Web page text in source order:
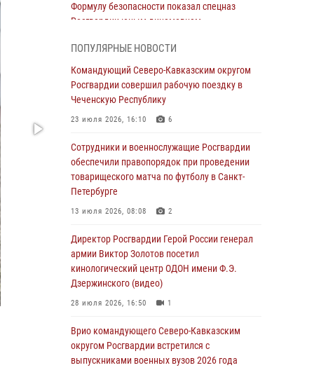
Формулу безопасности показал спецназ
Росгвардии юным динамовцам
В столице росгвардейцы задержали мужчину,
устроившего дебош в букмекерской конторе
В Удмуртии при силовой поддержке спецназа
Росгвардии задержаны подозреваемые в
мошенничестве под видом оказания
оздоровительных услуг (видео)
В Москве дети сотрудников и
военнослужащих Росгвардии посетили
мастер-класс по художественной гимнастике
05 августа 2026, 13:00
Офицеры Росгвардии и ветераны войск
правопорядка почтили память генерала
армии Ивана Кирилловича Яковлева
ПОПУЛЯРНЫЕ НОВОСТИ
Командующий Северо-Кавказским округом
Росгвардии совершил рабочую поездку в
Чеченскую Республику
23 июля 2026, 16:10 6
Сотрудники и военнослужащие Росгвардии
обеспечили правопорядок при проведении
товарищеского матча по футболу в Санкт-
Петербурге
13 июля 2026, 08:08 2
Директор Росгвардии Герой России генерал
армии Виктор Золотов посетил
кинологический центр ОДОН имени Ф.Э.
Дзержинского (видео)
28 июля 2026, 16:50 1
Врио командующего Северо-Кавказским
округом Росгвардии встретился с
выпускниками военных вузов 2026 года